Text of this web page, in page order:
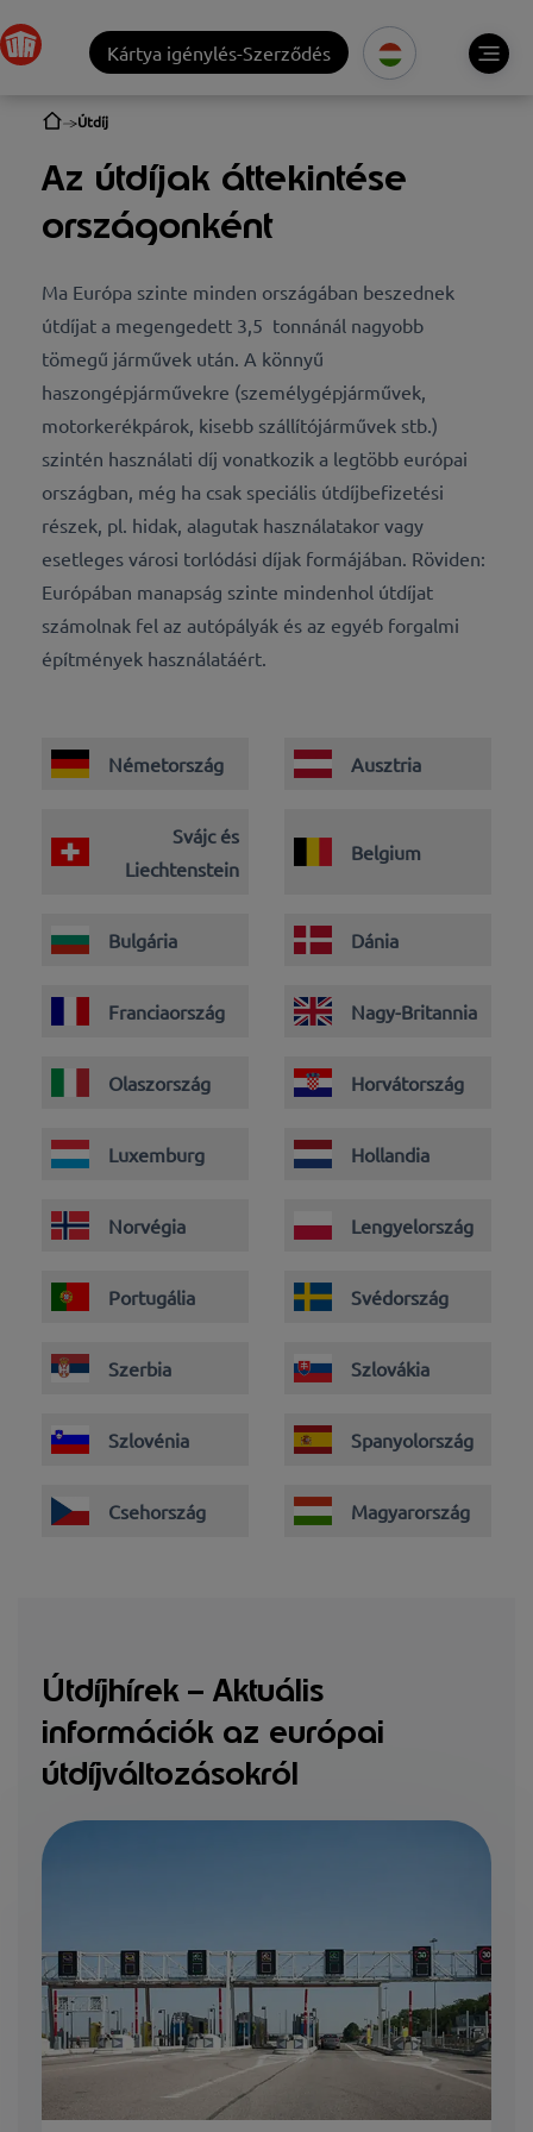
Kártya igénylés-Szerződés
Útdíj
Az útdíjak áttekintése
országonként
Ma Európa szinte minden országában beszednek
útdíjat a megengedett 3,5 tonnánál nagyobb
tömegű járművek után. A könnyű
haszongépjárművekre (személygépjárművek,
motorkerékpárok, kisebb szállítójárművek stb.)
szintén használati díj vonatkozik a legtöbb európai
országban, még ha csak speciális útdíjbefizetési
részek, pl. hidak, alagutak használatakor vagy
esetleges városi torlódási díjak formájában. Röviden:
Európában manapság szinte mindenhol útdíjat
számolnak fel az autópályák és az egyéb forgalmi
építmények használatáért.
Németország Ausztria
Svájc és
Liechtenstein
Belgium
Bulgária Dánia
Franciaország Nagy-Britannia
Olaszország Horvátország
Luxemburg Hollandia
Norvégia Lengyelország
Portugália Svédország
Szerbia Szlovákia
Szlovénia Spanyolország
Csehország Magyarország
Útdíjhírek – Aktuális
információk az európai
útdíjváltozásokról